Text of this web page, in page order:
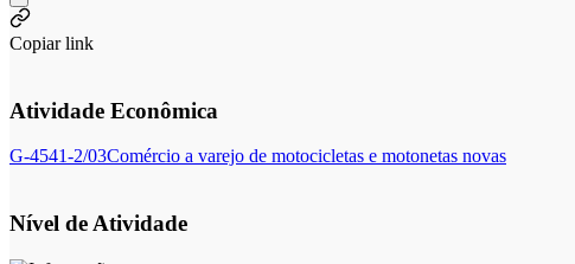
Copiar link
Atividade Econômica
G-4541-2/03Comércio a varejo de motocicletas e motonetas novas
Nível de Atividade